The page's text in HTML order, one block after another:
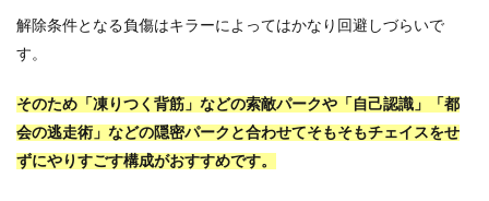
解除条件となる負傷はキラーによってはかなり回避しづらいで
す。
そのため「凍りつく背筋」などの索敵パークや「自己認識」「都
会の逃走術」などの隠密パークと合わせてそもそもチェイスをせ
ずにやりすごす構成がおすすめです。